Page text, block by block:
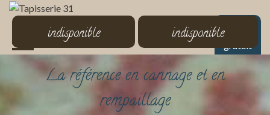
Devis
gratuit
indisponible indisponible
La référence en cannage et en
rempaillage